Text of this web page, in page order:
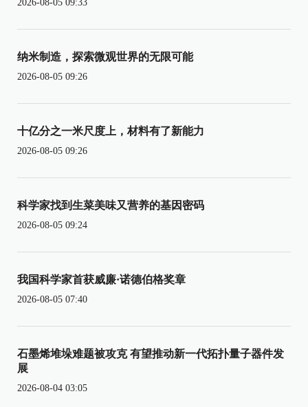
2026-08-05 09:33
纳米制造，探索微观世界的无限可能
2026-08-05 09:26
十亿分之一米尺度上，材料有了新能力
2026-08-05 09:26
科学家找到生菜美味又营养的基因密码
2026-08-05 09:24
我国科学家首获威廉·诺德伯格奖章
2026-08-05 07:40
石墨烯堆垛难题被攻克 有望推动新一代拓扑量子器件发
展
2026-08-04 03:05